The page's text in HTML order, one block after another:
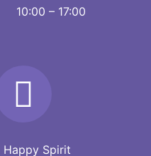
10:00 – 17:00
Happy Spirit